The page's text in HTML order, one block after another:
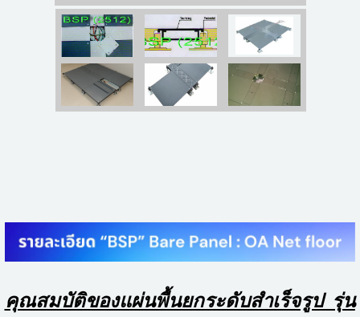
คุณสมบัติของแผ่นพื้นยกระดับสำเร็จรูป รุ่น